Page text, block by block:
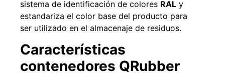
sistema de identificación de colores RAL y
estandariza el color base del producto para
ser utilizado en el almacenaje de residuos.
Características
contenedores QRubber
Empaquetadura 3/16"
4.8mm neopreno con 1 tela